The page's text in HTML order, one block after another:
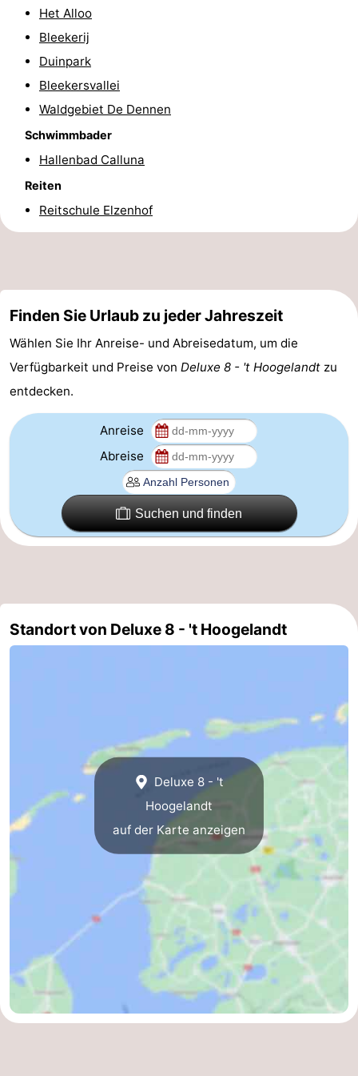
Führungen
Schwimmbader
Radfahren
Surfen
-
Wattwandern
-
Sportangeln
Seehunden
Essen
Veranstaltungen
Forum
-
Fähre
-
Watteninseln
-
Schiermonnikoog
-
Terschelling
Vlieland
Nordholland
Het Alloo
Bleekerij
Duinpark
Bleekersvallei
Waldgebiet De Dennen
Schwimmbader
Hallenbad Calluna
Reiten
Reitschule Elzenhof
Finden Sie Urlaub zu jeder Jahreszeit
Wählen Sie Ihr Anreise- und Abreisedatum, um die
Verfügbarkeit und Preise von Deluxe 8 - 't Hoogelandt zu
entdecken.
Anreise
Abreise
Suchen und finden
Standort von Deluxe 8 - 't Hoogelandt
Deluxe 8 - 't
Hoogelandt
auf der Karte anzeigen